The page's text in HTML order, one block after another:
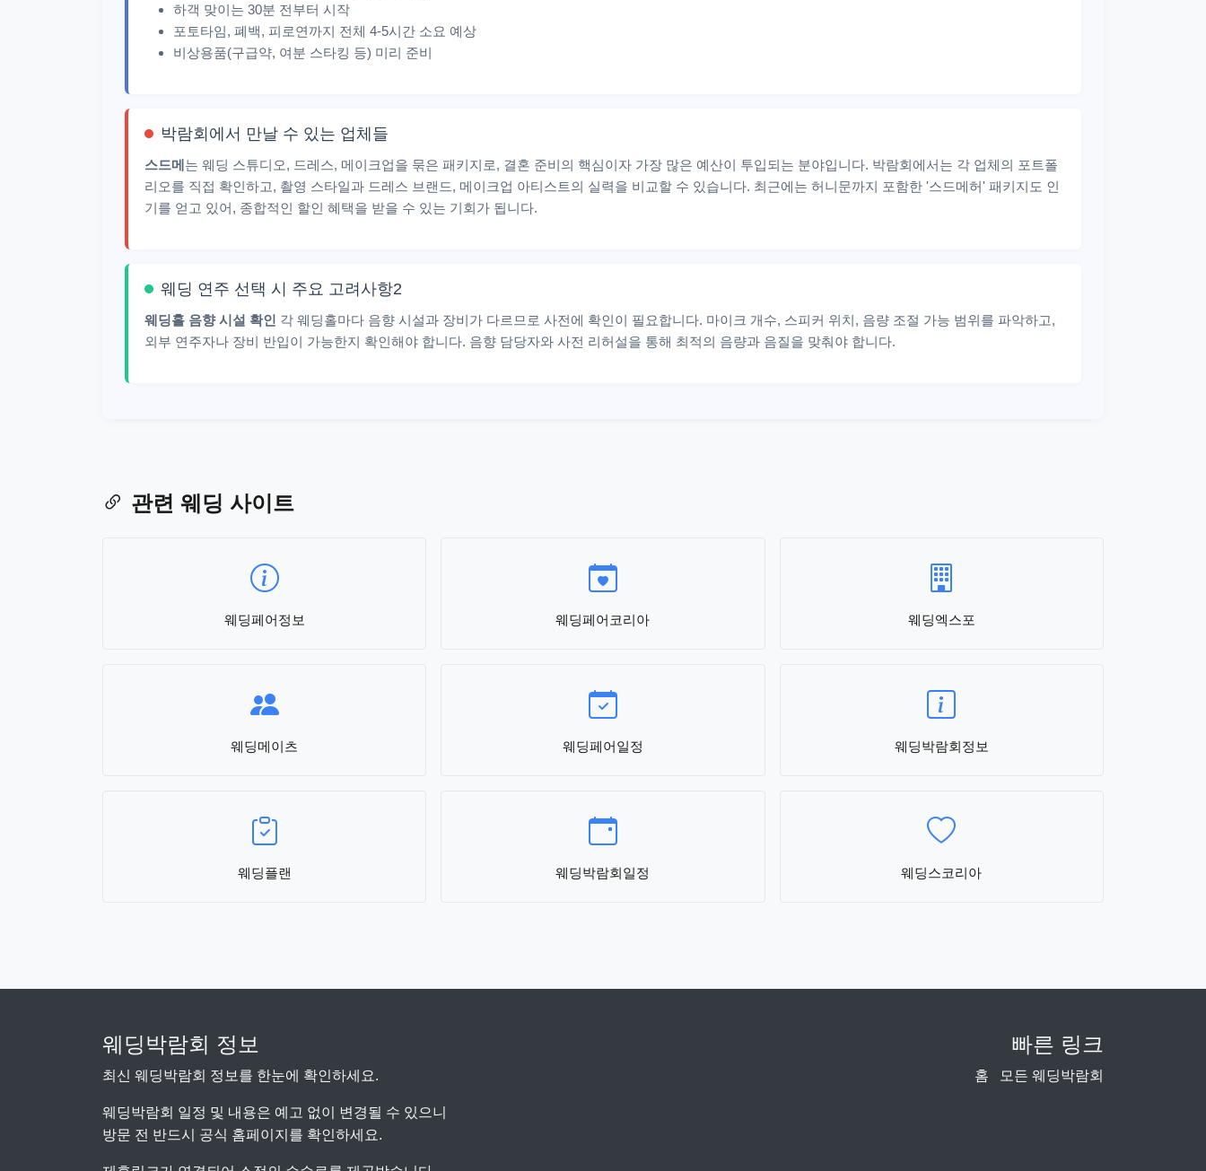
하객 맞이는 30분 전부터 시작
포토타임, 폐백, 피로연까지 전체 4-5시간 소요 예상
비상용품(구급약, 여분 스타킹 등) 미리 준비
박람회에서 만날 수 있는 업체들
스드메 는 웨딩 스튜디오, 드레스, 메이크업을 묶은 패키지로, 결혼 준비의 핵심이자 가장 많은 예산이 투입되는 분야입니다. 박람회에서는 각 업체의 포트폴
리오를 직접 확인하고, 촬영 스타일과 드레스 브랜드, 메이크업 아티스트의 실력을 비교할 수 있습니다. 최근에는 허니문까지 포함한 '스드메허' 패키지도 인
기를 얻고 있어, 종합적인 할인 혜택을 받을 수 있는 기회가 됩니다.
웨딩 연주 선택 시 주요 고려사항2
웨딩홀 음향 시설 확인 각 웨딩홀마다 음향 시설과 장비가 다르므로 사전에 확인이 필요합니다. 마이크 개수, 스피커 위치, 음량 조절 가능 범위를 파악하고,
외부 연주자나 장비 반입이 가능한지 확인해야 합니다. 음향 담당자와 사전 리허설을 통해 최적의 음량과 음질을 맞춰야 합니다.
관련 웨딩 사이트
웨딩페어정보 웨딩페어코리아 웨딩엑스포
웨딩메이츠 웨딩페어일정 웨딩박람회정보
웨딩플랜 웨딩박람회일정 웨딩스코리아
웨딩박람회 정보
최신 웨딩박람회 정보를 한눈에 확인하세요.
웨딩박람회 일정 및 내용은 예고 없이 변경될 수 있으니
방문 전 반드시 공식 홈페이지를 확인하세요.
빠른 링크
홈 모든 웨딩박람회